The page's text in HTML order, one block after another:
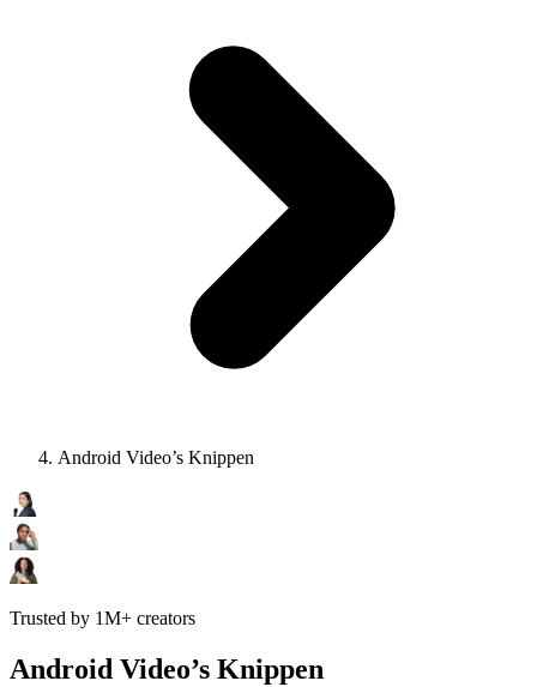
Android Video’s Knippen
Trusted by 1M+ creators
Android Video’s Knippen